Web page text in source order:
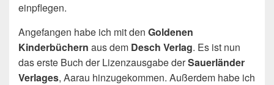
einpflegen.
Angefangen habe ich mit den Goldenen
Kinderbüchern aus dem Desch Verlag. Es ist nun
das erste Buch der Lizenzausgabe derSauerländer
Verlages, Aarau hinzugekommen. Außerdem habe ich